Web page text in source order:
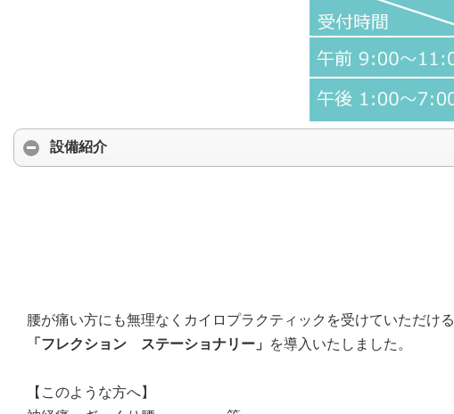
設備紹介
腰が痛い方にも無理なくカイロプラクティックを受けていただける
「フレクション ステーショナリー」
を導入いたしました。
【このような方へ】